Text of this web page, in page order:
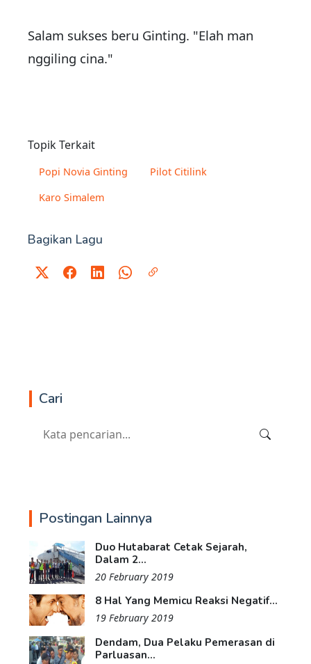
Salam sukses beru Ginting. "Elah man
nggiling cina."
Topik Terkait
Popi Novia Ginting
Pilot Citilink
Karo Simalem
Bagikan Lagu
Cari
Postingan Lainnya
Duo Hutabarat Cetak Sejarah,
Dalam 2...
20 February 2019
8 Hal Yang Memicu Reaksi Negatif...
19 February 2019
Dendam, Dua Pelaku Pemerasan di
Parluasan...